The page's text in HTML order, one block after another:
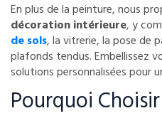
En plus de la peinture, nous
décoration intérieure, y
de sols, la vitrerie, la pose de
plafonds tendus. Embellissez
solutions personnalisées pour
Pourquoi